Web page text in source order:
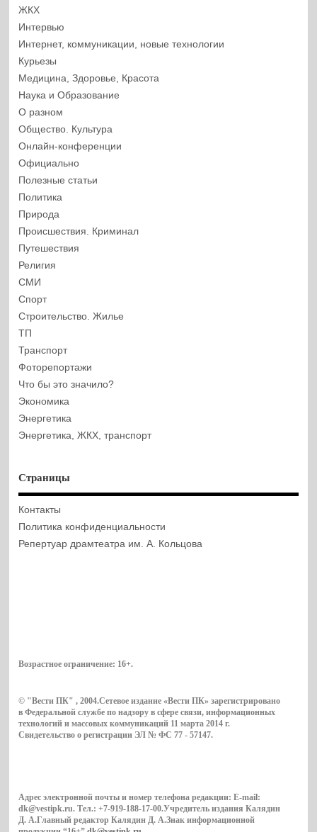
ЖКХ
Интервью
Интернет, коммуникации, новые технологии
Курьезы
Медицина, Здоровье, Красота
Наука и Образование
О разном
Общество. Культура
Онлайн-конференции
Официально
Полезные статьи
Политика
Природа
Происшествия. Криминал
Путешествия
Религия
СМИ
Спорт
Строительство. Жилье
ТП
Транспорт
Фоторепортажи
Что бы это значило?
Экономика
Энергетика
Энергетика, ЖКХ, транспорт
Страницы
Контакты
Политика конфиденциальности
Репертуар драмтеатра им. А. Кольцова
Возрастное ограничение: 16+.
© "Вести ПК" , 2004.Сетевое издание «Вести ПК» зарегистрировано
в Федеральной службе по надзору в сфере связи, информационных
технологий и массовых коммуникаций 11 марта 2014 г.
Свидетельство о регистрации ЭЛ № ФС 77 - 57147.
Адрес электронной почты и номер телефона редакции: E-mail:
dk@vestipk.ru. Тел.: +7-919-188-17-00.Учредитель издания Калядин
Д. А.Главный редактор Калядин Д. А.Знак информационной